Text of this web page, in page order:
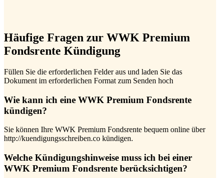
Häufige Fragen zur WWK Premium
Fondsrente Kündigung
Füllen Sie die erforderlichen Felder aus und laden Sie das
Dokument im erforderlichen Format zum Senden hoch
Wie kann ich eine WWK Premium Fondsrente
kündigen?
Sie können Ihre WWK Premium Fondsrente bequem online über
http://kuendigungsschreiben.co kündigen.
Welche Kündigungshinweise muss ich bei einer
WWK Premium Fondsrente berücksichtigen?